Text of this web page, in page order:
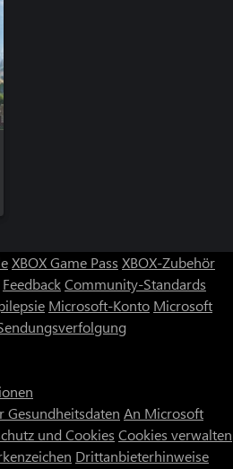
XBOX Game Pass XBOX-Zubehör
FeedbackCommunity-Standards
Microsoft-Konto Microsoft
Gesundheitsdaten An Microsoft
und Cookies Cookies verwalten
Drittanbieterhinweise